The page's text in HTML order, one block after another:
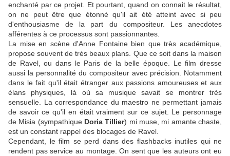
enchanté par ce projet. Et pourtant, quand on connait le résultat,
on ne peut être que étonné qu'il ait été atteint avec si peu
d'enthousiasme de la part du compositeur. Les anecdotes
afférentes à ce processus sont passionnantes.
La mise en scène d'Anne Fontaine bien que très académique,
propose souvent de très beaux plans. Que ce soit dans la maison
de Ravel, ou dans le Paris de la belle époque. Le film dresse
aussi la personnalité du compositeur avec précision. Notamment
dans le fait qu'il était étranger aux passions amoureuses et aux
élans physiques, là où sa musique savait se montrer très
sensuelle. La correspondance du maestro ne permettant jamais
de savoir ce qu'il en était vraiment sur ce sujet. Le personnage
de Misia (sympathique Doria Tillier) mi muse, mi amante chaste,
est un constant rappel des blocages de Ravel.
Cependant, le film se perd dans des flashbacks inutiles qui ne
rendent pas service au montage. On sent que les auteurs ont eu